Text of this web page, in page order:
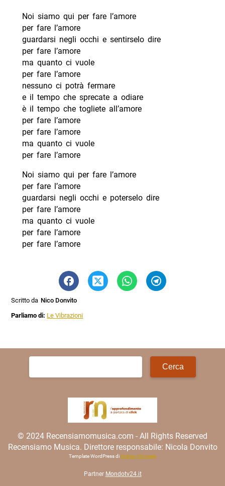
Noi siamo qui per fare l’amore
per fare l’amore
guardarsi negli occhi e sentirselo dire
per fare l’amore
ma quanto ci vuole
per fare l’amore
nessuno ci potrà fermare
e il tempo che sprecate a odiare
è il tempo che togliete all’amore
per fare l’amore
per fare l’amore
ma quanto ci vuole
per fare l’amore
Noi siamo qui per fare l’amore
per fare l’amore
guardarsi negli occhi e poterselo dire
per fare l’amore
ma quanto ci vuole
per fare l’amore
per fare l’amore
Scritto da Nico Donvito
Parliamo di: Le Vibrazioni
© 2024 Recensiamomusica.com - All Rights Reserved
Recensiamo Musica. Direttore responsabile: Nicola Donvito
Template WordPress di Matteo Morreale
Partner Mondotv24.it